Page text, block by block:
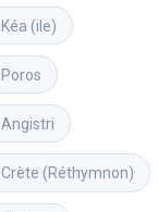
Kéa (ile)
Poros
Angistri
Crète (Réthymnon)